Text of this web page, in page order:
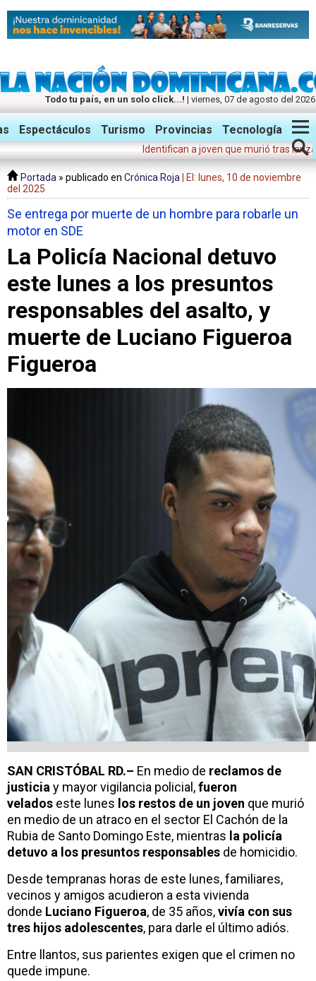
Todo tu país, en un solo click...! | viernes, 07 de agosto del 2026
Twitter Facebook Instagram
Espectáculos Turismo Provincias Tecnología
Identifican a joven que murió tras lanzarse
Portada » publicado en Crónica Roja
| El: lunes, 10 de noviembre
del 2025
Se entrega por muerte de un hombre para robarle un
motor en SDE
La Policía Nacional detuvo
este lunes a los presuntos
responsables del asalto, y
muerte de Luciano Figueroa
Figueroa
SAN CRISTÓBAL RD.– En medio de reclamos de
justicia y mayor vigilancia policial,fueron
velados este lunes los restos de un joven que murió
en medio de un atraco en el sector El Cachón de la
Rubia de Santo Domingo Este, mientras la policía
detuvo a los presuntos responsables de homicidio.
Desde tempranas horas de este lunes, familiares,
vecinos y amigos acudieron a esta vivienda
donde Luciano Figueroa, de 35 años,vivía con sus
tres hijos adolescentes, para darle el último adiós.
Entre llantos, sus parientes exigen que el crimen no
quede impune.